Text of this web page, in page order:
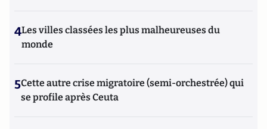
4Les villes classées les plus malheureuses du
monde
5Cette autre crise migratoire (semi-orchestrée) qui
se profile après Ceuta